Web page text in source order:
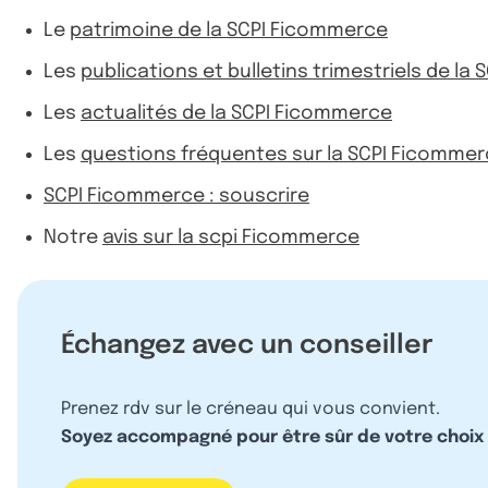
Le patrimoine de la SCPI Ficommerce
Les publications et bulletins trimestriels de la
Les actualités de la SCPI Ficommerce
Les questions fréquentes sur la SCPI
SCPI Ficommerce : souscrire
Notre avis sur la scpi Ficommerce
Échangez avec un conseiller
Prenez rdv sur le créneau qui vous convient.
Soyez accompagné pour être sûr de votre choix